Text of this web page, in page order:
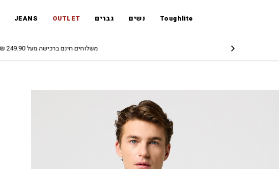
Toughlite נשים גברים OUTLET
JEANS
משלוחים חינם ברכישה מעל 249.90 ₪